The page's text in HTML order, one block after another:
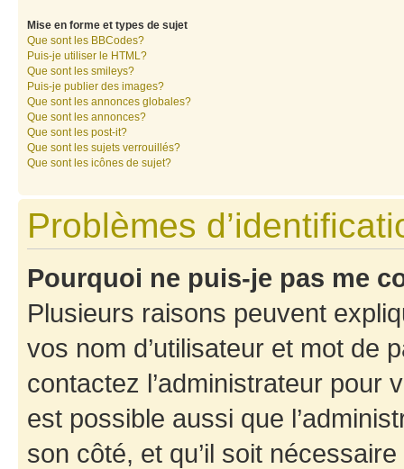
Mise en forme et types de sujet
Que sont les BBCodes?
Puis-je utiliser le HTML?
Que sont les smileys?
Puis-je publier des images?
Que sont les annonces globales?
Que sont les annonces?
Que sont les post-it?
Que sont les sujets verrouillés?
Que sont les icônes de sujet?
Problèmes
Pourquoi ne puis-je pas me
Plusieurs raisons peuvent
vos nom d’utilisateur et mot de
contactez l’administrateur pour
est possible aussi que
son côté, et qu’il soit